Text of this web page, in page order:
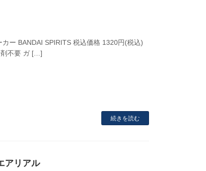
ー BANDAI SPIRITS 税込価格 1320円(税込)
剤不要 ガ […]
続きを読む
アリアル